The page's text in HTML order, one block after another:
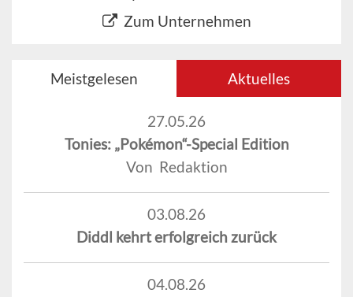
Zum Unternehmen
Meistgelesen Aktuelles
27.05.26
Tonies: „Pokémon“-Special Edition
Von Redaktion
03.08.26
Diddl kehrt erfolgreich zurück
04.08.26